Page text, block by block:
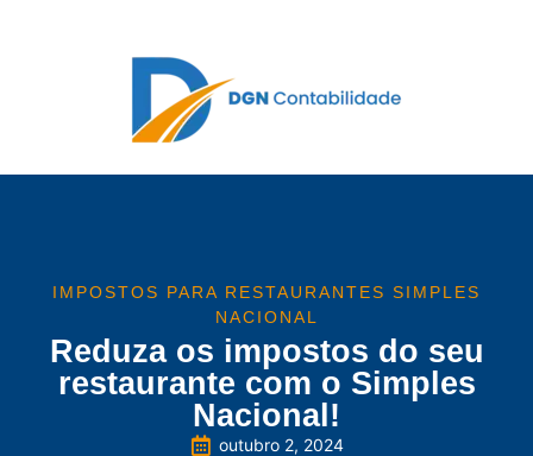
IMPOSTOS PARA RESTAURANTES SIMPLES
NACIONAL
Reduza os impostos do seu
restaurante com o Simples
Nacional!
outubro 2, 2024